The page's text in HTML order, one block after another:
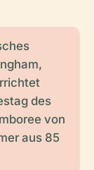
des
von
aus 85